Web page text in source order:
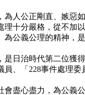
為人公正剛直、嫉惡
十分嚴格，從不加以
為公義公理的精神，
是日治時代第二位獲
員、「228事件處理
會盡心盡力，為公義